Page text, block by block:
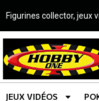
Figurines collector, jeux
JEUX VIDÉOS